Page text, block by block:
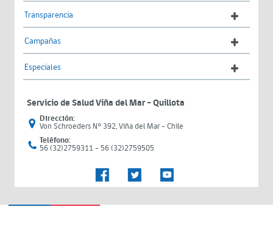
Transparencia
Campañas
Especiales
Servicio de Salud Viña del Mar – Quillota
Dirección:
Von Schroeders N° 392, Viña del Mar - Chile
Teléfono:
56 (32)2759311 - 56 (32)2759505